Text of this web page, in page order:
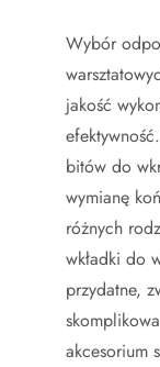
Wybór
jakość
bitów do
wymianę
różnych
wkładki do
przydatne,
akcesorium